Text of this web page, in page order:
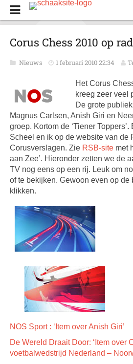
Corus Chess 2010 op
Nieuws 1 februari 2010 22:34
Het Corus
kreeg zeer veel
De grote
Magnus Carlsen, Anish Giri en
groep. Kortom de ‘Tiener
Scheel en ik op de website van de
Corusverslagen. Zie RSB-site met
aan Zee’. Hieronder zetten we de
TV nog eens op een rij. Leuk om
of te bekijken. Gewoon even op de
klikken.
NOS Sport : ‘Item over Anish Giri’
De Wereld Draait Door: ‘Item over
voetbalwedstrijd Nederland –